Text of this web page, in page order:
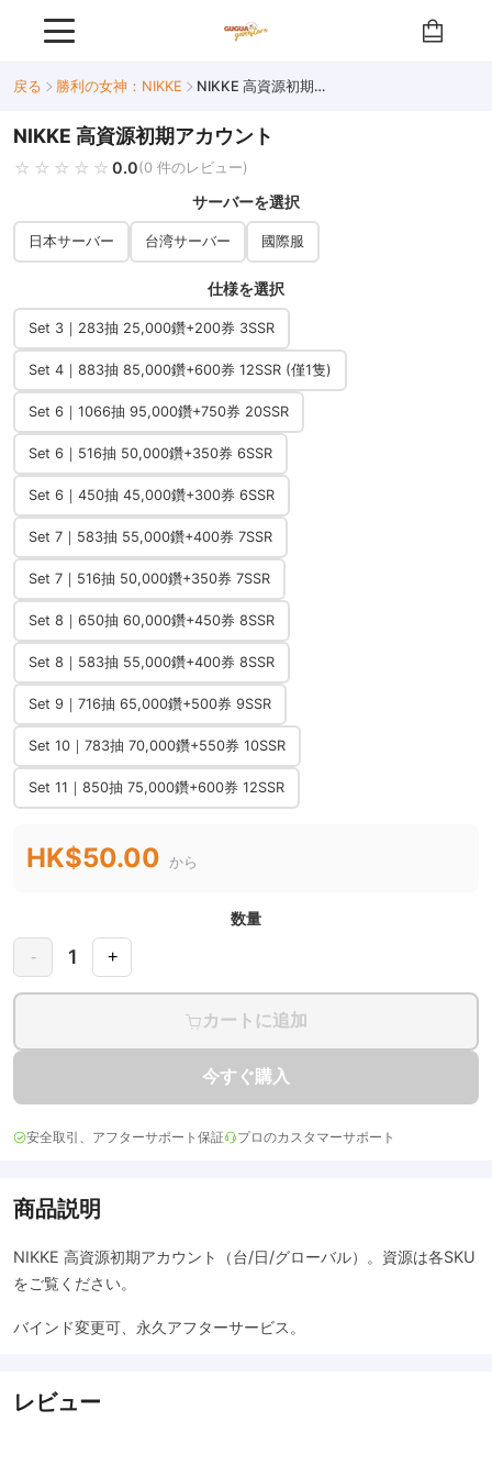
戻る 勝利の女神：NIKKE NIKKE 高資源初期アカウント
NIKKE 高資源初期アカウント
☆☆☆☆☆
★★★★★ 0.0(0 件のレビュー)
サーバーを選択
日本サーバー 台湾サーバー 國際服
仕様を選択
Set 3｜283抽 25,000鑽+200券 3SSR
Set 4｜883抽 85,000鑽+600券 12SSR (僅1隻)
Set 6｜1066抽 95,000鑽+750券 20SSR
Set 6｜516抽 50,000鑽+350券 6SSR
Set 6｜450抽 45,000鑽+300券 6SSR
Set 7｜583抽 55,000鑽+400券 7SSR
Set 7｜516抽 50,000鑽+350券 7SSR
Set 8｜650抽 60,000鑽+450券 8SSR
Set 8｜583抽 55,000鑽+400券 8SSR
Set 9｜716抽 65,000鑽+500券 9SSR
Set 10｜783抽 70,000鑽+550券 10SSR
Set 11｜850抽 75,000鑽+600券 12SSR
HK$50.00 から
数量
- 1 +
カートに追加
今すぐ購入
安全取引、アフターサポート保証 プロのカスタマーサポート
商品説明
NIKKE 高資源初期アカウント（台/日/グローバル）。資源は各SKU
をご覧ください。
バインド変更可、永久アフターサービス。
レビュー